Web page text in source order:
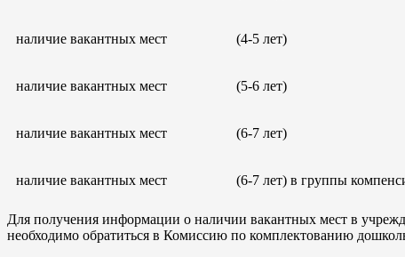
наличие вакантных мест (4-5 лет)
наличие вакантных мест (5-6 лет)
наличие вакантных мест (6-7 лет)
наличие вакантных мест (6-7 лет) в группы
Для получения информации о наличии вакантных мест в
необходимо обратиться в Комиссию по комплектованию